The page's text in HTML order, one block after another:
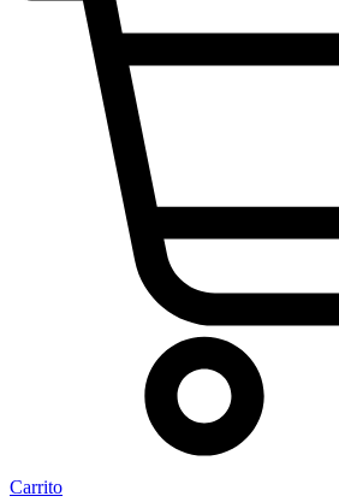
Carrito